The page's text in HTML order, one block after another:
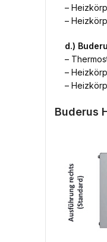
–
–
d.)
–
–
–
Buderus